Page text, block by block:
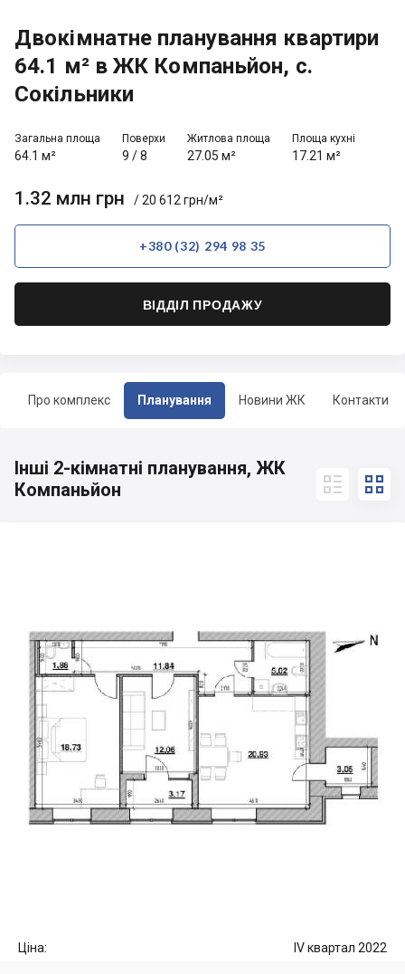
Про комплекс Планування Новини ЖК Контакти
Двокімнатне планування квартири
64.1 м² в ЖК Компаньйон, с.
Сокільники
Загальна площа
64.1 м²
Поверхи
9 /8
Житлова площа
27.05 м²
Площа кухні
17.21 м²
1.32 млн грн / 20 612 грн/м²
+380 (32) 294 98 35
ВІДДІЛ ПРОДАЖУ
Інші 2-кімнатні планування, ЖК
Компаньйон
 
Ціна: IV квартал 2022